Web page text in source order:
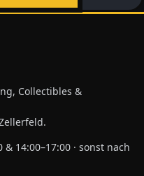
Collectibles &
14:00–17:00 · sonst nach